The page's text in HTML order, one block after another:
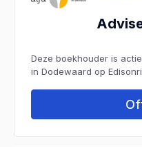
Deze boekhouder is
in Dodewaard op